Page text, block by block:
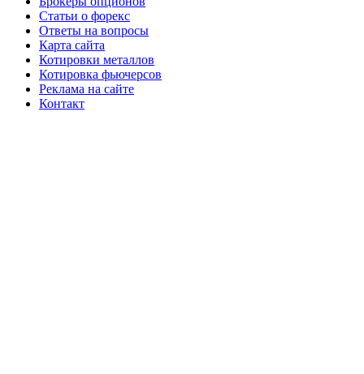
Статьи о форекс
Ответы на вопросы
Карта сайта
Котировки металлов
Котировка фьючерсов
Реклама на сайте
Контакт